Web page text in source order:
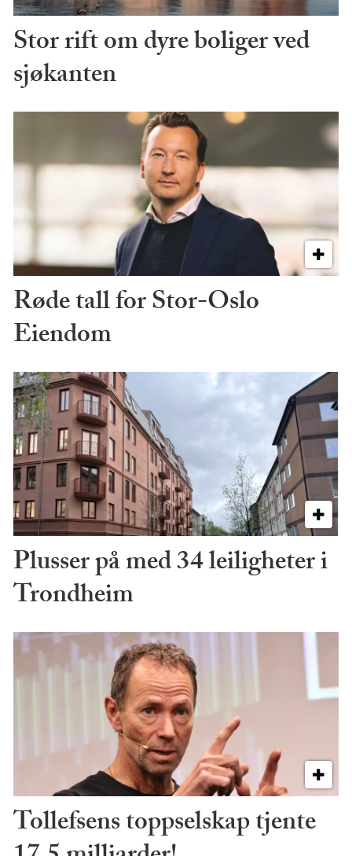
Stor rift om dyre boliger ved
sjøkanten
Røde tall for Stor-Oslo
Eiendom
Plusser på med 34 leiligheter i
Trondheim
Tollefsens toppselskap tjente